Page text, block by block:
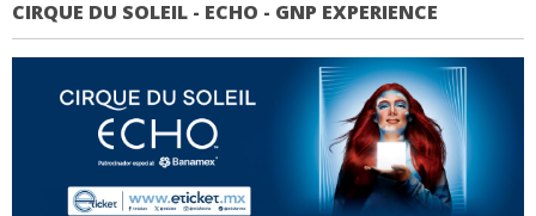
CIRQUE DU SOLEIL - ECHO - GNP EXPERIENCE